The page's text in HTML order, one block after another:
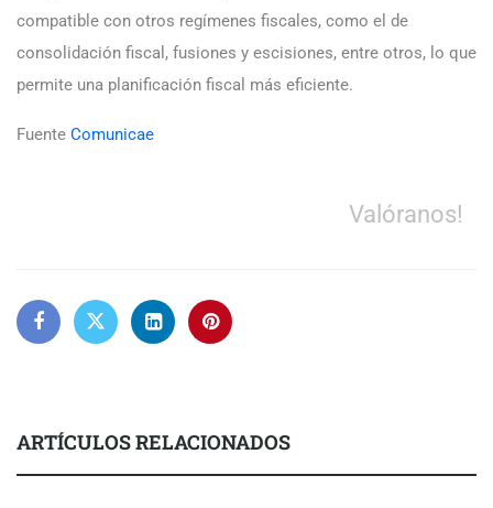
compatible con otros regímenes fiscales, como el de
consolidación fiscal, fusiones y escisiones, entre otros, lo que
permite una planificación fiscal más eficiente.
Fuente Comunicae
Valóranos!
ARTÍCULOS RELACIONADOS